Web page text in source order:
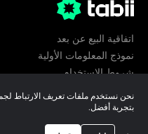
اتفاقية البيع عن بعد
نموذج المعلومات الأولية
شروط الإستخدام
تفضيلات ملفات تعريف الارتباط
نحن نستخدم ملفات تعريف الارتباط
بتجربة أفضل.